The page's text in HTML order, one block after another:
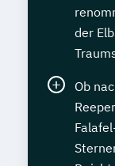
der
Ob